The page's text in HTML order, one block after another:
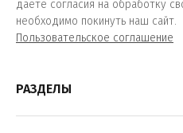
даете согласия на обработку
необходимо покинуть наш сайт.
Пользовательское соглашение
РАЗДЕЛЫ